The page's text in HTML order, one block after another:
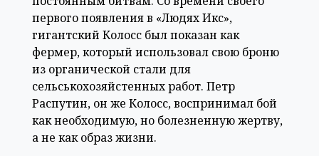
первого появления в «Людях Икс»,
гигантский Колосс был показан как
фермер, который использовал свою броню
из органической стали для
сельськохозяйстенных работ. Петр
Распутин, он же Колосс, воспринимал бой
как необходимую, но болезненную жертву,
а не как образ жизни.